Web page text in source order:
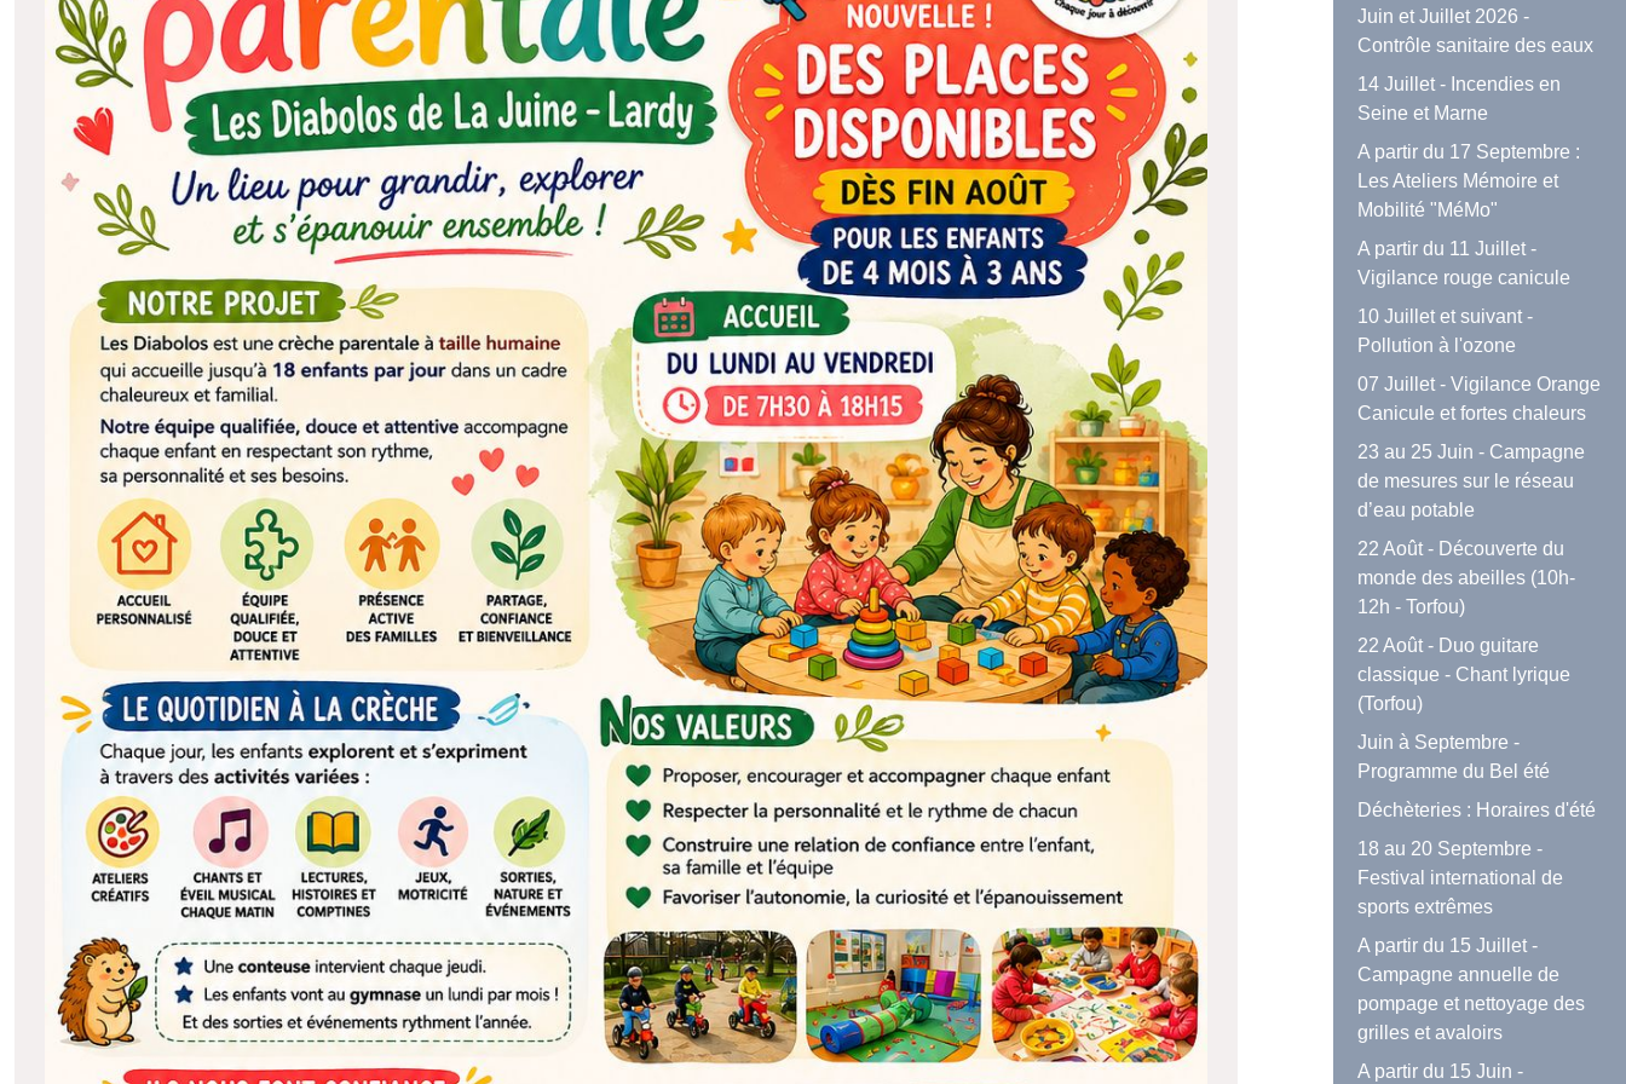
Juin et Juillet 2026 -
Contrôle sanitaire des eaux
14 Juillet - Incendies en
Seine et Marne
A partir du 17 Septembre :
Les Ateliers Mémoire et
Mobilité "MéMo"
A partir du 11 Juillet -
Vigilance rouge canicule
10 Juillet et suivant -
Pollution à l'ozone
07 Juillet - Vigilance Orange
Canicule et fortes chaleurs
23 au 25 Juin - Campagne
de mesures sur le réseau
d’eau potable
22 Août - Découverte du
monde des abeilles (10h-
12h - Torfou)
22 Août - Duo guitare
classique - Chant lyrique
(Torfou)
Juin à Septembre -
Programme du Bel été
Déchèteries : Horaires d'été
18 au 20 Septembre -
Festival international de
sports extrêmes
A partir du 15 Juillet -
Campagne annuelle de
pompage et nettoyage des
grilles et avaloirs
A partir du 15 Juin -